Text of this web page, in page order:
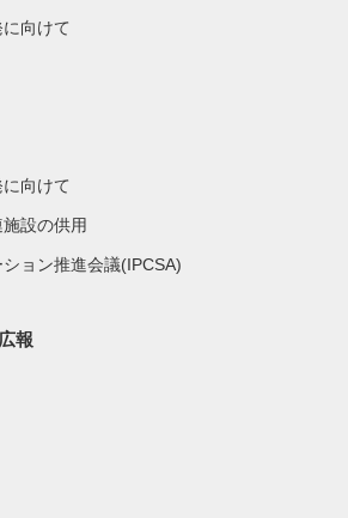
向けて
向けて
設の供用
ョン推進会議(IPCSA)
報